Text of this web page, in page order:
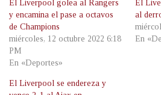
El Liverpool golea al Rangers
y encamina el pase a octavos
de Champions
miércoles, 12 octubre 2022 6:18
PM
En «Deportes»
El
al
En
El Liverpool se endereza y